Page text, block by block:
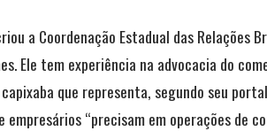
a Coordenação Estadual das Relações
Ele tem experiência na advocacia do
que representa, segundo seu
“precisam em operações de